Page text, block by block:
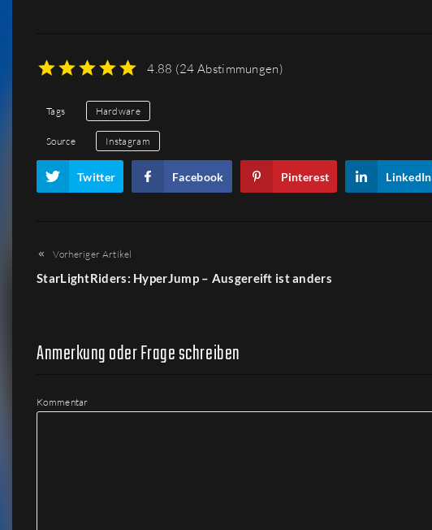
4.88 (24 Abstimmungen)
Tags Hardware
Source Instagram
Twitter Facebook Pinterest LinkedIn
Vorheriger Artikel
StarLightRiders: HyperJump – Ausgereift ist anders
Anmerkung oder Frage schreiben
Kommentar